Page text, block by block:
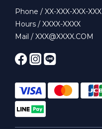
Phone / XX-XXX-XXX-XXX
Hours / XXXX-XXXX
Mail / XXX@XXXX.COM